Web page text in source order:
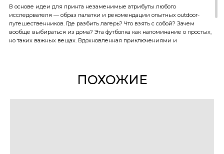
В основе идеи для принта незаменимые атрибуты любого
исcледователя — образ палатки и рекомендации опытных outdoor-
путешественников. Где разбить лагерь? Что взять с собой? Зачем
вообще выбираться из дома? Эта футболка как напоминание о простых,
но таких важных вещах. Вдохновленная приключениями и
ПОХОЖИЕ